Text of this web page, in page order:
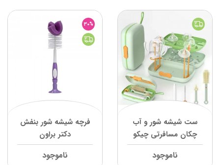
ست شیشه شور و آب
چکان مسافرتی چیکو
ناموجود
30%
فرچه شیشه شور بنفش
دکتر براون
ناموجود